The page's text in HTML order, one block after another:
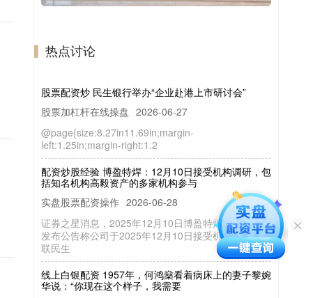
热点讨论
股票加杠杆在线操盘 2026-06-27
@page{size:8.27in11.69in;margin-
left:1.25in;margin-right:1.2
配资炒股经验 博盈特焊：12月10日接受机构调研，包
括知名机构高毅资产的多家机构参与
实盘股票配资操作 2026-06-28
证券之星消息，2025年12月10日博盈特焊(301468)
发布公告称公司于2025年12月10日接受机构调研，国
联民生
线上白银配资 1957年，何鸿燊看着病床上的妻子黎婉
华说：“你现在这个样子，我需要
实盘股票配资操作 2026-07-06